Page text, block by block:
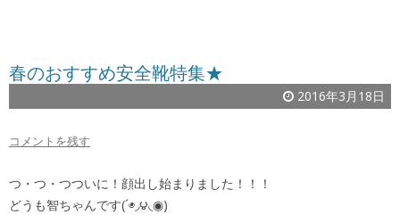
春のおすすめ安全靴特集★
2016年3月18日
コメントを残す
つ・つ・つついに！顔出し始まりました！！！
どうも智ちゃんです(´◉◞౪◟◉)